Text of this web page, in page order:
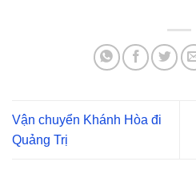
Vận chuyển Khánh Hòa đi
Quảng Trị